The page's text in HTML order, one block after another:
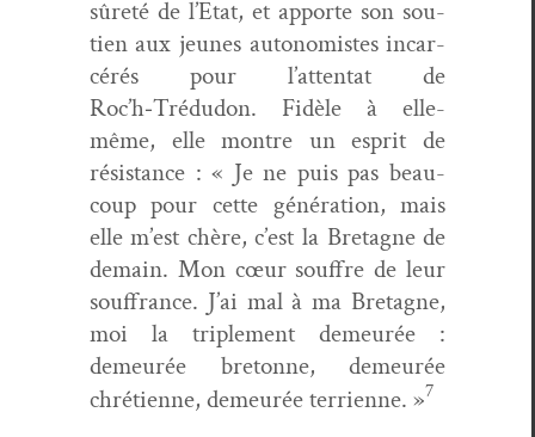
sûreté de l’Etat, et apporte son sou­
tien aux jeunes auton­o­mistes incar­
cérés pour l’attentat de
Roc’h‑Trédudon. Fidèle à elle-
même, elle mon­tre un esprit de
résis­tance : « Je ne puis pas beau­
coup pour cette généra­tion, mais
elle m’est chère, c’est la Bre­tagne de
demain. Mon cœur souf­fre de leur
souf­france. J’ai mal à ma Bre­tagne,
moi la triple­ment demeurée :
demeurée bre­tonne, demeurée
chré­ti­enne, demeurée ter­ri­enne. »7